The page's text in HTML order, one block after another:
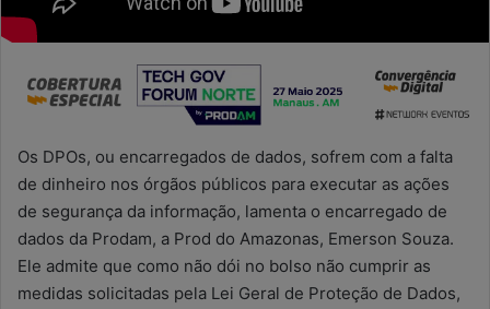
Os DPOs, ou encarregados de dados, sofrem com a falta
de dinheiro nos órgãos públicos para executar as ações
de segurança da informação, lamenta o encarregado de
dados da Prodam, a Prod do Amazonas, Emerson Souza.
Ele admite que como não dói no bolso não cumprir as
medidas solicitadas pela Lei Geral de Proteção de Dados,